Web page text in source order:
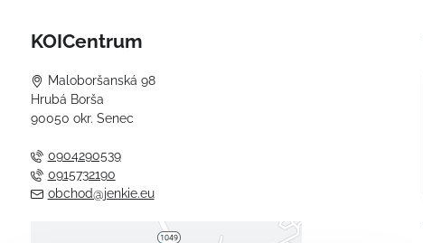
KOICentrum
Maloboršanská 98
Hrubá Borša
90050 okr. Senec
0904290539
0915732190
obchod@jenkie.eu